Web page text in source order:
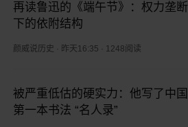
再读鲁迅的《端午节》：权力垄断
下的依附结构
颜威说历史 昨天16:35 1248阅读
被严重低估的硬实力：他写了中国
第一本书法 “名人录”